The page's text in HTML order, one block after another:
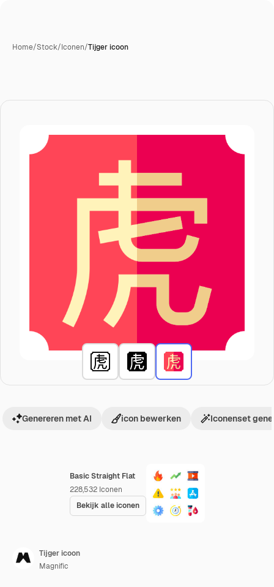
Home/Stock/Iconen/Tijger icoon
Basic Straight Flat
228,532 Iconen
Bekijk alle iconen
Genereren met AI icon bewerken Iconenset
Tijger icoon
Magnific